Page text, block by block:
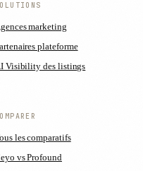
marketing
plateforme
Visibility des listings
les comparatifs
vs Profound